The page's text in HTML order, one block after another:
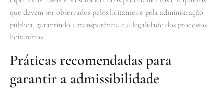
que devem ser observados pelos licitantes e pela administração
pública, garantindo a transparência e a legalidade dos processos
licitatórios.
Práticas recomendadas para
garantir a admissibilidade